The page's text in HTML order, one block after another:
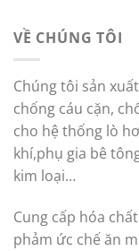
VỀ CHÚNG TÔI
Chúng tôi sản
chống cáu cặn,
cho hệ thống lò
khí,phụ gia bê
kim loại…
Cung cấp hóa
phảm ức chế ăn